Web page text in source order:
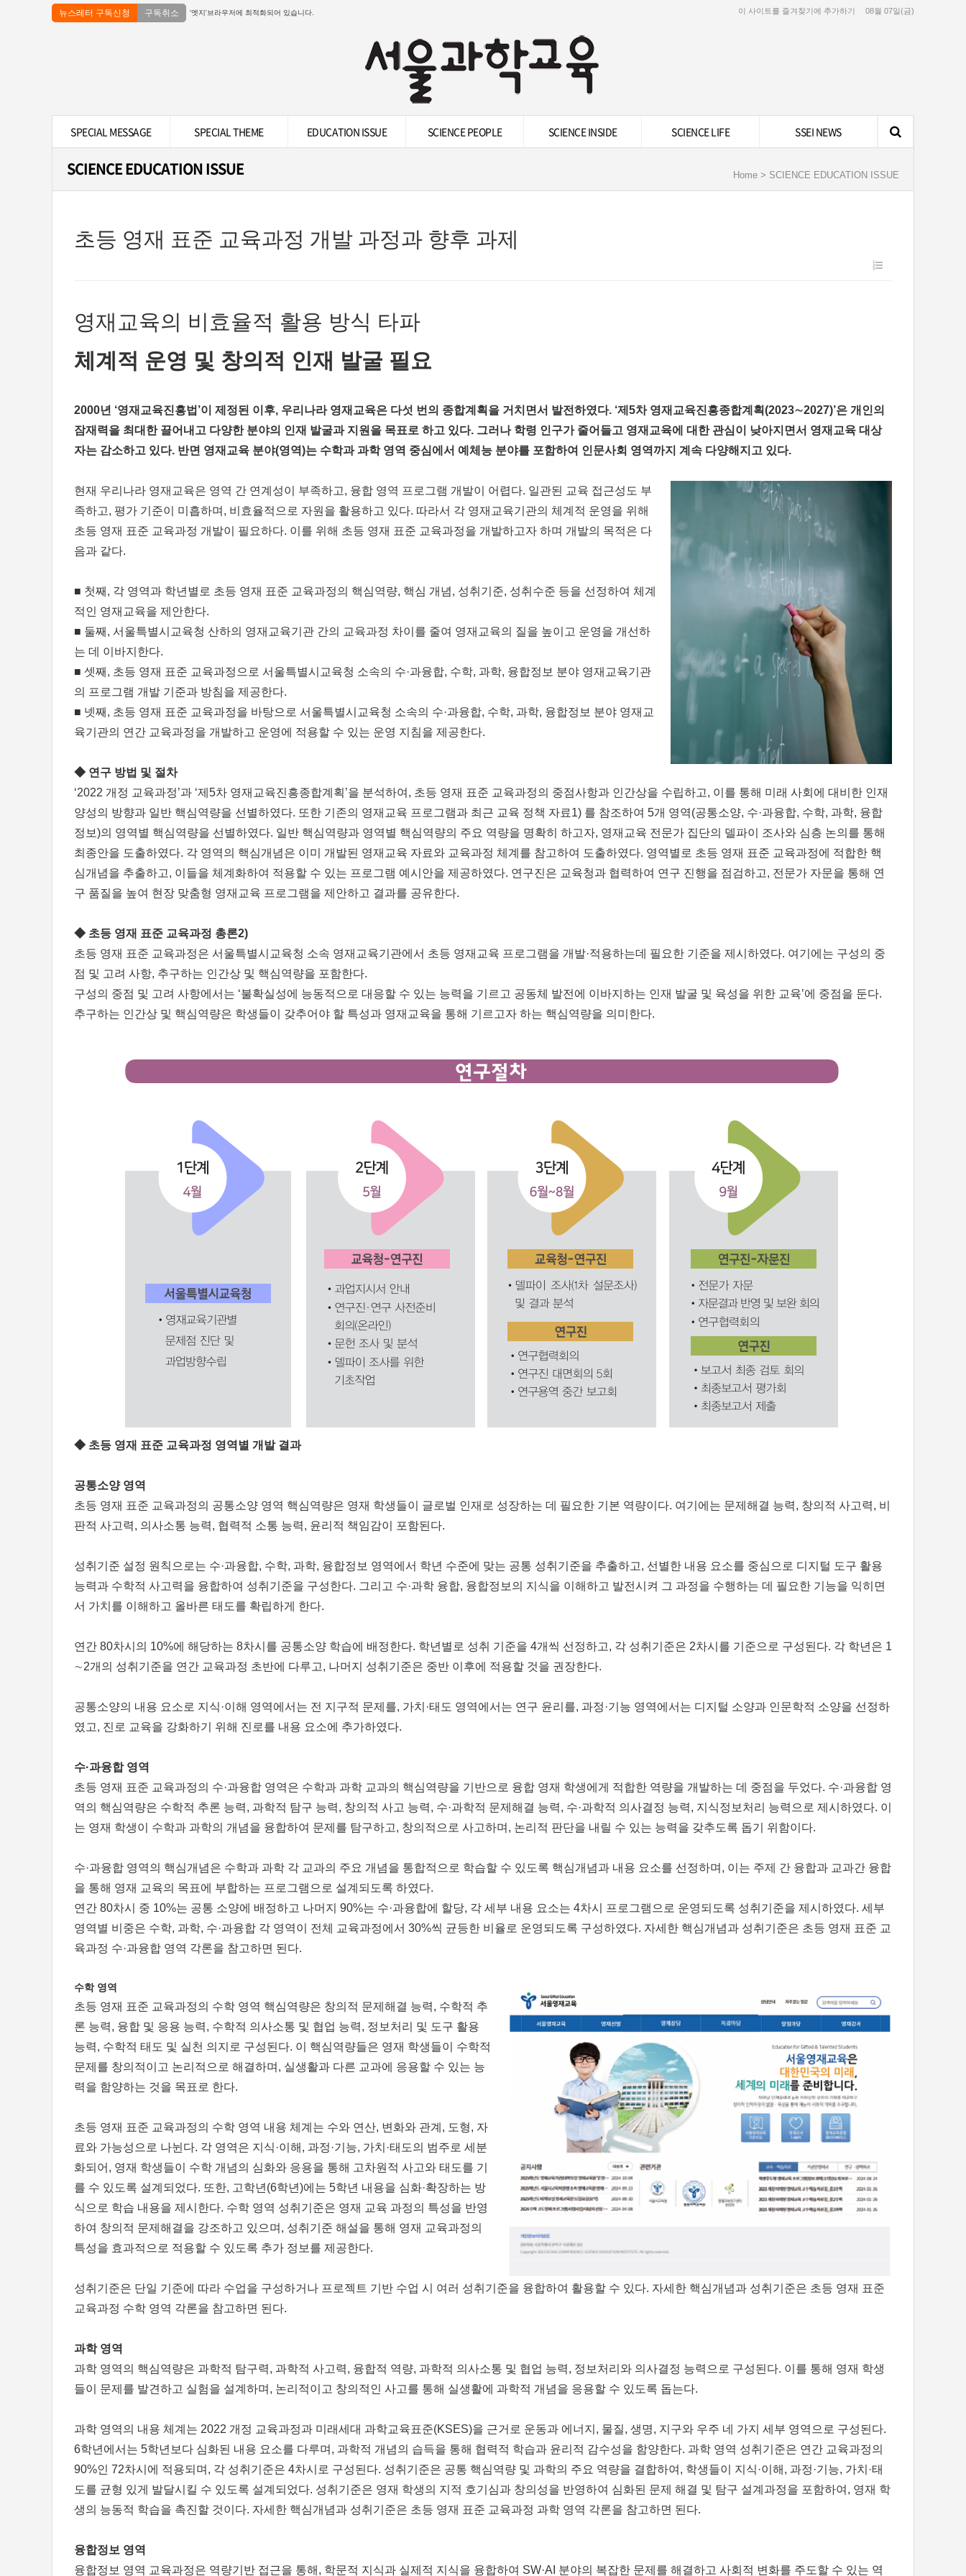
뉴스레터 구독신청 구독취소 '엣지'브라우저에 최적화되어 있습니다. 이 사이트를 즐겨찾기에 추가하기 08월 07일(금)
SPECIAL MESSAGE SPECIAL THEME EDUCATION ISSUE SCIENCE PEOPLE SCIENCE INSIDE SCIENCE LIFE SSEI NEWS
SCIENCE EDUCATION ISSUE Home > SCIENCE EDUCATION ISSUE
초등 영재 표준 교육과정 개발 과정과 향후 과제
영재교육의 비효율적 활용 방식 타파
체계적 운영 및 창의적 인재 발굴 필요
2000년 ‘영재교육진흥법’이 제정된 이후, 우리나라 영재교육은 다섯 번의 종합계획을 거치면서 발전하였다. ‘제5차 영재교육진흥종합계획(2023∼2027)’은 개인의
잠재력을 최대한 끌어내고 다양한 분야의 인재 발굴과 지원을 목표로 하고 있다. 그러나 학령 인구가 줄어들고 영재교육에 대한 관심이 낮아지면서 영재교육 대상
자는 감소하고 있다. 반면 영재교육 분야(영역)는 수학과 과학 영역 중심에서 예체능 분야를 포함하여 인문사회 영역까지 계속 다양해지고 있다.
현재 우리나라 영재교육은 영역 간 연계성이 부족하고, 융합 영역 프로그램 개발이 어렵다. 일관된 교육 접근성도 부
족하고, 평가 기준이 미흡하며, 비효율적으로 자원을 활용하고 있다. 따라서 각 영재교육기관의 체계적 운영을 위해
초등 영재 표준 교육과정 개발이 필요하다. 이를 위해 초등 영재 표준 교육과정을 개발하고자 하며 개발의 목적은 다
음과 같다.
■ 첫째, 각 영역과 학년별로 초등 영재 표준 교육과정의 핵심역량, 핵심 개념, 성취기준, 성취수준 등을 선정하여 체계
적인 영재교육을 제안한다.
■ 둘째, 서울특별시교육청 산하의 영재교육기관 간의 교육과정 차이를 줄여 영재교육의 질을 높이고 운영을 개선하
는 데 이바지한다.
■ 셋째, 초등 영재 표준 교육과정으로 서울특별시교육청 소속의 수·과융합, 수학, 과학, 융합정보 분야 영재교육기관
의 프로그램 개발 기준과 방침을 제공한다.
■ 넷째, 초등 영재 표준 교육과정을 바탕으로 서울특별시교육청 소속의 수·과융합, 수학, 과학, 융합정보 분야 영재교
육기관의 연간 교육과정을 개발하고 운영에 적용할 수 있는 운영 지침을 제공한다.
◆ 연구 방법 및 절차
‘2022 개정 교육과정’과 ‘제5차 영재교육진흥종합계획’을 분석하여, 초등 영재 표준 교육과정의 중점사항과 인간상을 수립하고, 이를 통해 미래 사회에 대비한 인재
양성의 방향과 일반 핵심역량을 선별하였다. 또한 기존의 영재교육 프로그램과 최근 교육 정책 자료1) 를 참조하여 5개 영역(공통소양, 수·과융합, 수학, 과학, 융합
정보)의 영역별 핵심역량을 선별하였다. 일반 핵심역량과 영역별 핵심역량의 주요 역량을 명확히 하고자, 영재교육 전문가 집단의 델파이 조사와 심층 논의를 통해
최종안을 도출하였다. 각 영역의 핵심개념은 이미 개발된 영재교육 자료와 교육과정 체계를 참고하여 도출하였다. 영역별로 초등 영재 표준 교육과정에 적합한 핵
심개념을 추출하고, 이들을 체계화하여 적용할 수 있는 프로그램 예시안을 제공하였다. 연구진은 교육청과 협력하여 연구 진행을 점검하고, 전문가 자문을 통해 연
구 품질을 높여 현장 맞춤형 영재교육 프로그램을 제안하고 결과를 공유한다.
◆ 초등 영재 표준 교육과정 총론2)
초등 영재 표준 교육과정은 서울특별시교육청 소속 영재교육기관에서 초등 영재교육 프로그램을 개발·적용하는데 필요한 기준을 제시하였다. 여기에는 구성의 중
점 및 고려 사항, 추구하는 인간상 및 핵심역량을 포함한다.
구성의 중점 및 고려 사항에서는 ‘불확실성에 능동적으로 대응할 수 있는 능력을 기르고 공동체 발전에 이바지하는 인재 발굴 및 육성을 위한 교육’에 중점을 둔다.
추구하는 인간상 및 핵심역량은 학생들이 갖추어야 할 특성과 영재교육을 통해 기르고자 하는 핵심역량을 의미한다.
◆ 초등 영재 표준 교육과정 영역별 개발 결과
공통소양 영역
초등 영재 표준 교육과정의 공통소양 영역 핵심역량은 영재 학생들이 글로벌 인재로 성장하는 데 필요한 기본 역량이다. 여기에는 문제해결 능력, 창의적 사고력, 비
판적 사고력, 의사소통 능력, 협력적 소통 능력, 윤리적 책임감이 포함된다.
성취기준 설정 원칙으로는 수·과융합, 수학, 과학, 융합정보 영역에서 학년 수준에 맞는 공통 성취기준을 추출하고, 선별한 내용 요소를 중심으로 디지털 도구 활용
능력과 수학적 사고력을 융합하여 성취기준을 구성한다. 그리고 수·과학 융합, 융합정보의 지식을 이해하고 발전시켜 그 과정을 수행하는 데 필요한 기능을 익히면
서 가치를 이해하고 올바른 태도를 확립하게 한다.
연간 80차시의 10%에 해당하는 8차시를 공통소양 학습에 배정한다. 학년별로 성취 기준을 4개씩 선정하고, 각 성취기준은 2차시를 기준으로 구성된다. 각 학년은 1
∼2개의 성취기준을 연간 교육과정 초반에 다루고, 나머지 성취기준은 중반 이후에 적용할 것을 권장한다.
공통소양의 내용 요소로 지식·이해 영역에서는 전 지구적 문제를, 가치·태도 영역에서는 연구 윤리를, 과정·기능 영역에서는 디지털 소양과 인문학적 소양을 선정하
였고, 진로 교육을 강화하기 위해 진로를 내용 요소에 추가하였다.
수·과융합 영역
초등 영재 표준 교육과정의 수·과융합 영역은 수학과 과학 교과의 핵심역량을 기반으로 융합 영재 학생에게 적합한 역량을 개발하는 데 중점을 두었다. 수·과융합 영
역의 핵심역량은 수학적 추론 능력, 과학적 탐구 능력, 창의적 사고 능력, 수·과학적 문제해결 능력, 수·과학적 의사결정 능력, 지식정보처리 능력으로 제시하였다. 이
는 영재 학생이 수학과 과학의 개념을 융합하여 문제를 탐구하고, 창의적으로 사고하며, 논리적 판단을 내릴 수 있는 능력을 갖추도록 돕기 위함이다.
수·과융합 영역의 핵심개념은 수학과 과학 각 교과의 주요 개념을 통합적으로 학습할 수 있도록 핵심개념과 내용 요소를 선정하며, 이는 주제 간 융합과 교과간 융합
을 통해 영재 교육의 목표에 부합하는 프로그램으로 설계되도록 하였다.
연간 80차시 중 10%는 공통 소양에 배정하고 나머지 90%는 수·과융합에 할당, 각 세부 내용 요소는 4차시 프로그램으로 운영되도록 성취기준을 제시하였다. 세부
영역별 비중은 수학, 과학, 수·과융합 각 영역이 전체 교육과정에서 30%씩 균등한 비율로 운영되도록 구성하였다. 자세한 핵심개념과 성취기준은 초등 영재 표준 교
육과정 수·과융합 영역 각론을 참고하면 된다.
수학 영역
초등 영재 표준 교육과정의 수학 영역 핵심역량은 창의적 문제해결 능력, 수학적 추
론 능력, 융합 및 응용 능력, 수학적 의사소통 및 협업 능력, 정보처리 및 도구 활용
능력, 수학적 태도 및 실천 의지로 구성된다. 이 핵심역량들은 영재 학생들이 수학적
문제를 창의적이고 논리적으로 해결하며, 실생활과 다른 교과에 응용할 수 있는 능
력을 함양하는 것을 목표로 한다.
초등 영재 표준 교육과정의 수학 영역 내용 체계는 수와 연산, 변화와 관계, 도형, 자
료와 가능성으로 나뉜다. 각 영역은 지식·이해, 과정·기능, 가치·태도의 범주로 세분
화되어, 영재 학생들이 수학 개념의 심화와 응용을 통해 고차원적 사고와 태도를 기
를 수 있도록 설계되었다. 또한, 고학년(6학년)에는 5학년 내용을 심화·확장하는 방
식으로 학습 내용을 제시한다. 수학 영역 성취기준은 영재 교육 과정의 특성을 반영
하여 창의적 문제해결을 강조하고 있으며, 성취기준 해설을 통해 영재 교육과정의
특성을 효과적으로 적용할 수 있도록 추가 정보를 제공한다.
성취기준은 단일 기준에 따라 수업을 구성하거나 프로젝트 기반 수업 시 여러 성취기준을 융합하여 활용할 수 있다. 자세한 핵심개념과 성취기준은 초등 영재 표준
교육과정 수학 영역 각론을 참고하면 된다.
과학 영역
과학 영역의 핵심역량은 과학적 탐구력, 과학적 사고력, 융합적 역량, 과학적 의사소통 및 협업 능력, 정보처리와 의사결정 능력으로 구성된다. 이를 통해 영재 학생
들이 문제를 발견하고 실험을 설계하며, 논리적이고 창의적인 사고를 통해 실생활에 과학적 개념을 응용할 수 있도록 돕는다.
과학 영역의 내용 체계는 2022 개정 교육과정과 미래세대 과학교육표준(KSES)을 근거로 운동과 에너지, 물질, 생명, 지구와 우주 네 가지 세부 영역으로 구성된다.
6학년에서는 5학년보다 심화된 내용 요소를 다루며, 과학적 개념의 습득을 통해 협력적 학습과 윤리적 감수성을 함양한다. 과학 영역 성취기준은 연간 교육과정의
90%인 72차시에 적용되며, 각 성취기준은 4차시로 구성된다. 성취기준은 공통 핵심역량 및 과학의 주요 역량을 결합하여, 학생들이 지식·이해, 과정·기능, 가치·태
도를 균형 있게 발달시킬 수 있도록 설계되었다. 성취기준은 영재 학생의 지적 호기심과 창의성을 반영하여 심화된 문제 해결 및 탐구 설계과정을 포함하여, 영재 학
생의 능동적 학습을 촉진할 것이다. 자세한 핵심개념과 성취기준은 초등 영재 표준 교육과정 과학 영역 각론을 참고하면 된다.
융합정보 영역
융합정보 영역 교육과정은 역량기반 접근을 통해, 학문적 지식과 실제적 지식을 융합하여 SW·AI 분야의 복잡한 문제를 해결하고 사회적 변화를 주도할 수 있는 역